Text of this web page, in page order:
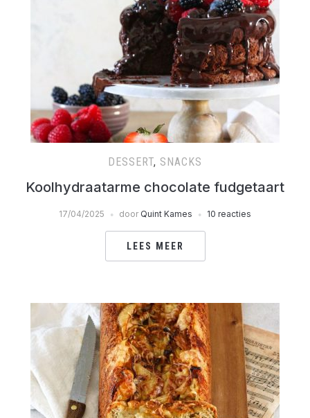
DESSERT, SNACKS
Koolhydraatarme chocolate fudgetaart
17/04/2025 door Quint Kames 10 reacties
LEES MEER